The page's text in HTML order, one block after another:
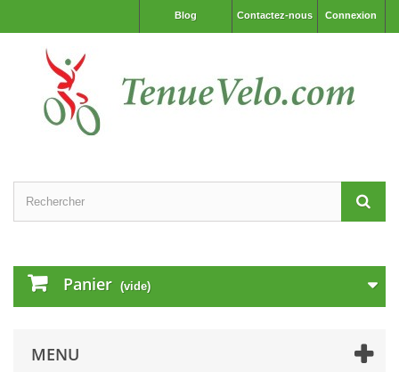
Connexion
Contactez-nous
Blog
Panier (vide)
MENU